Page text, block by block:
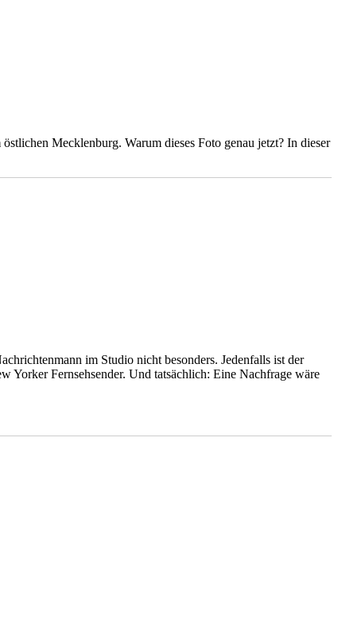
Mecklenburg. Warum dieses Foto genau jetzt? In dieser
im Studio nicht besonders. Jedenfalls ist der
Yorker Fernsehsender. Und tatsächlich: Eine Nachfrage wäre